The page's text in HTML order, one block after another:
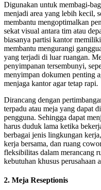
Digunakan untuk membagi-
menjadi area yang lebih kecil,
membantu mengoptimalkan
sekat visual antara tim atau
biasanya partisi kantor
membantu mengurangi
yang terjadi di luar ruangan.
penyimpanan tersembunyi,
menyimpan dokumen penting
menjaga kantor agar tetap rapi.
Dirancang dengan
terpadu atau meja yang dapat
pengguna. Sehingga dapat
harus duduk lama ketika
berbagai jenis lingkungan
kerja bersama, dan ruang
fleksibilitas dalam merancang
kebutuhan khusus perusahaan
2. Meja Reseptionis